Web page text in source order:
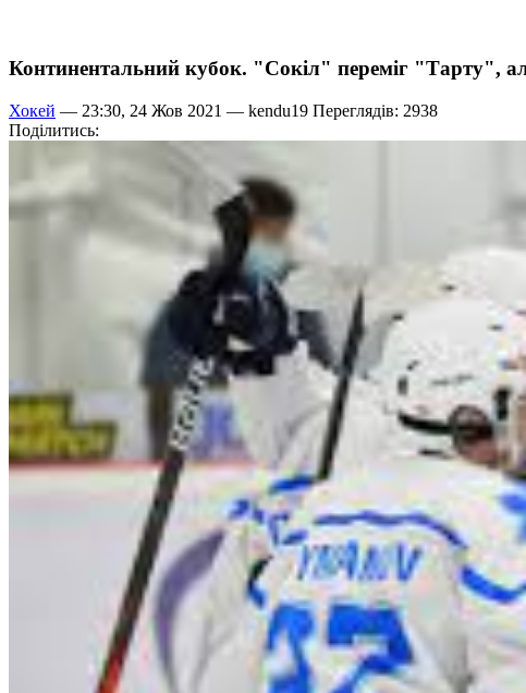
Континентальний кубок. "Сокіл" переміг "Тарту",
Хокей — 23:30, 24 Жов 2021 — kendu19 Переглядів: 2938
Поділитись: